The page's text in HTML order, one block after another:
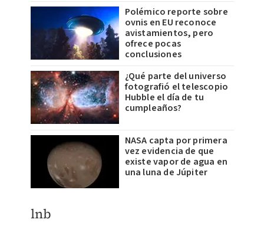
Polémico reporte sobre
ovnis en EU reconoce
avistamientos, pero
ofrece pocas
conclusiones
¿Qué parte del universo
fotografió el telescopio
Hubble el día de tu
cumpleaños?
NASA capta por primera
vez evidencia de que
existe vapor de agua en
una luna de Júpiter
​lnb